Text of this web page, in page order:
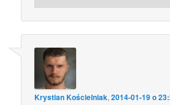
Krystian Kościelniak,2014-01-19 o